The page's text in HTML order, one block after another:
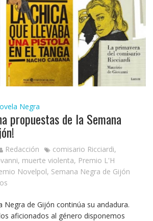
Negra
propuestas de la Semana
Redacción comisario Ricciardi,
, muerte violenta, Premio L'H
Novelpol, Semana Negra de Gijón
Negra de Gijón continúa su andadura.
aficionados al género disponemos